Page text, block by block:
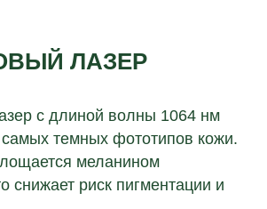
ЛАЗЕР
с длиной волны 1064 нм
темных фототипов кожи.
меланином
снижает риск пигментации и